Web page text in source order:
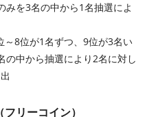
みを3名の中から1名抽選によ
8位が1名ずつ、9位が3名い
の中から抽選により2名に対し
リーコイン）